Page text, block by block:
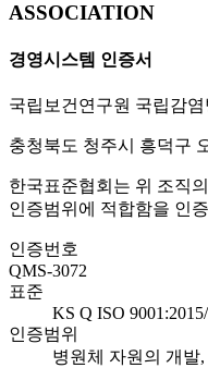
ASSOCIATION
경영시스템 인증서
국립보건연구원 국립감
충청북도 청주시 흥덕구
한국표준협회는 위 조직
인증범위에 적합함을 인
인증번호
QMS-3072
표준
KS Q ISO
인증범위
병원체 자원의 개발